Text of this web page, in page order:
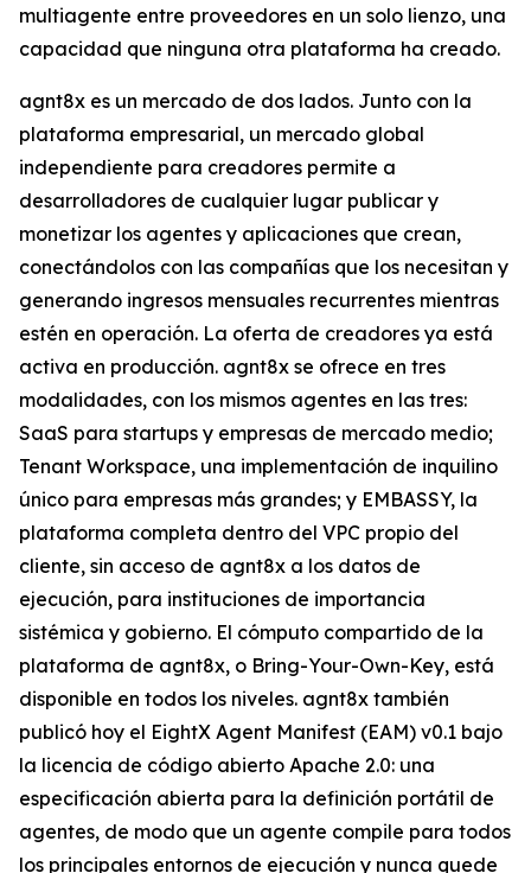
multiagente entre proveedores en un solo lienzo, una
capacidad que ninguna otra plataforma ha creado.
agnt8x es un mercado de dos lados. Junto con la
plataforma empresarial, un mercado global
independiente para creadores permite a
desarrolladores de cualquier lugar publicar y
monetizar los agentes y aplicaciones que crean,
conectándolos con las compañías que los necesitan y
generando ingresos mensuales recurrentes mientras
estén en operación. La oferta de creadores ya está
activa en producción. agnt8x se ofrece en tres
modalidades, con los mismos agentes en las tres:
SaaS para startups y empresas de mercado medio;
Tenant Workspace, una implementación de inquilino
único para empresas más grandes; y EMBASSY, la
plataforma completa dentro del VPC propio del
cliente, sin acceso de agnt8x a los datos de
ejecución, para instituciones de importancia
sistémica y gobierno. El cómputo compartido de la
plataforma de agnt8x, o Bring-Your-Own-Key, está
disponible en todos los niveles. agnt8x también
publicó hoy el EightX Agent Manifest (EAM) v0.1 bajo
la licencia de código abierto Apache 2.0: una
especificación abierta para la definición portátil de
agentes, de modo que un agente compile para todos
los principales entornos de ejecución y nunca quede